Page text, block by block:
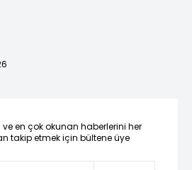
en çok okunan haberlerini her
takip etmek için bültene üye